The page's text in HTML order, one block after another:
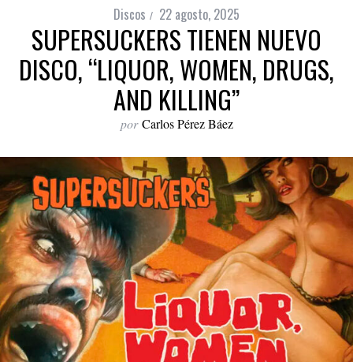
Discos 22 agosto, 2025
SUPERSUCKERS TIENEN NUEVO
DISCO, “LIQUOR, WOMEN, DRUGS,
AND KILLING”
por Carlos Pérez Báez